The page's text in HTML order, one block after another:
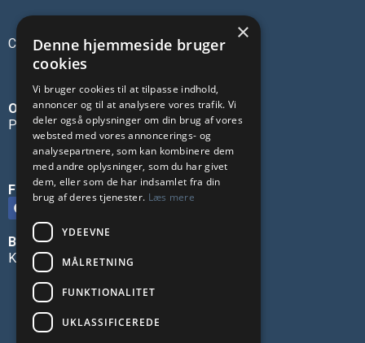
CVR-nr.: 45137473
OM OS
Privatlivspolitik
FØLG OS PÅ SOCIALE MEDIER
BLIV ANNONCØR
Kontakt os
×
Denne hjemmeside bruger
cookies
Vi bruger cookies til at tilpasse indhold,
annoncer og til at analysere vores trafik. Vi
deler også oplysninger om din brug af vores
websted med vores annoncerings- og
analysepartnere, som kan kombinere dem
med andre oplysninger, som du har givet
dem, eller som de har indsamlet fra din
brug af deres tjenester. Læs mere
YDEEVNE
MÅLRETNING
FUNKTIONALITET
UKLASSIFICEREDE